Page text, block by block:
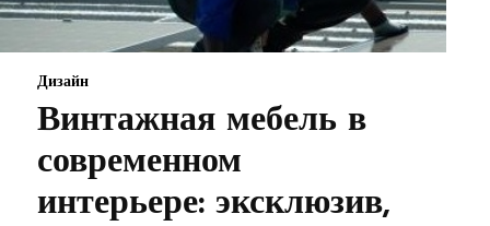
Дизайн
Винтажная мебель в
современном
интерьере: эксклюзив,